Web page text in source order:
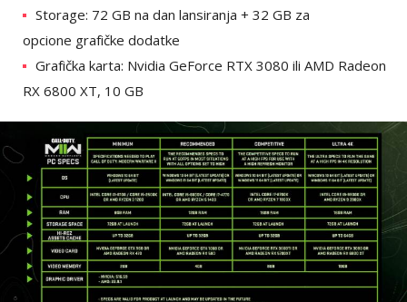
Storage: 72 GB na dan lansiranja + 32 GB za
opcione grafičke dodatke
Grafička karta: Nvidia GeForce RTX 3080 ili AMD Radeon
RX 6800 XT, 10 GB